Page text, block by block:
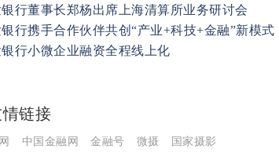
行董事长郑杨出席上海清算所业务研讨会
行携手合作伙伴共创“产业+科技+金融”新模式
行小微企业融资全程线上化
链接
中国金融网 金融号 微摄 国家摄影